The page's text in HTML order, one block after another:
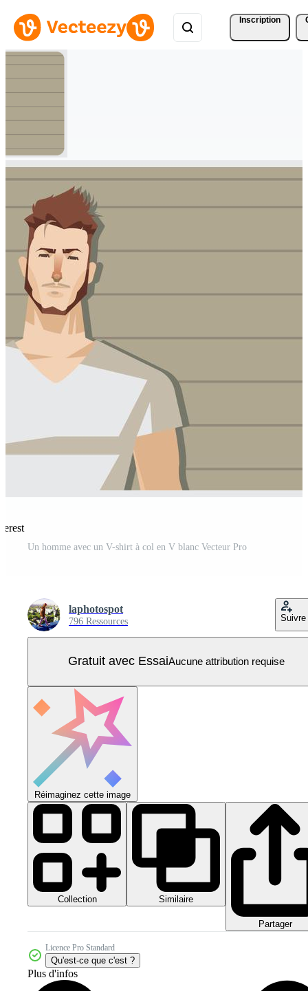
Inscription
Un homme avec un V-shirt à col en V blanc Vecteur Pro
laphotospot
796 Ressources Suivre
Gratuit avec EssaiAucune attribution requise
Réimaginez cette image
Collection Similaire
Partager
Licence Pro Standard
Qu'est-ce que c'est ?
Plus d'infos